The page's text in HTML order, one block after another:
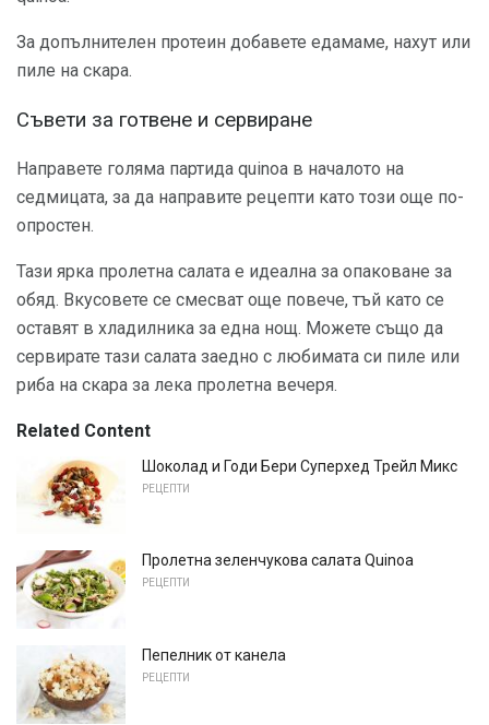
За допълнителен протеин добавете едамаме, нахут или
пиле на скара.
Съвети за готвене и сервиране
Направете голяма партида quinoa в началото на
седмицата, за да направите рецепти като този още по-
опростен.
Тази ярка пролетна салата е идеална за опаковане за
обяд. Вкусовете се смесват още повече, тъй като се
оставят в хладилника за една нощ. Можете също да
сервирате тази салата заедно с любимата си пиле или
риба на скара за лека пролетна вечеря.
Related Content
Шоколад и Годи Бери Суперхед Трейл Микс
РЕЦЕПТИ
Пролетна зеленчукова салата Quinoa
РЕЦЕПТИ
Пепелник от канела
РЕЦЕПТИ